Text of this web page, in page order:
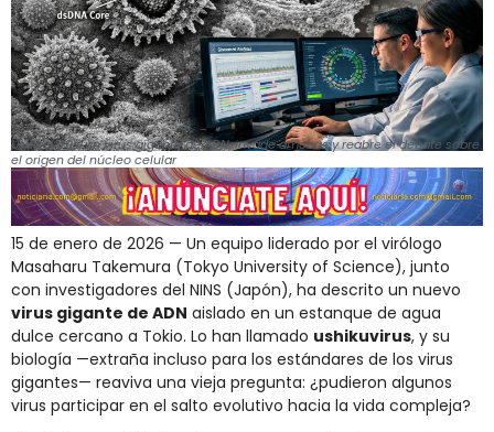
Ushikuvirus, un virus gigante de ADN, invade amebas y reabre el debate sobre
el origen del núcleo celular
15 de enero de 2026 — Un equipo liderado por el virólogo
Masaharu Takemura (Tokyo University of Science), junto
con investigadores del NINS (Japón), ha descrito un nuevo
virus gigante de ADN aislado en un estanque de agua
dulce cercano a Tokio. Lo han llamado ushikuvirus, y su
biología —extraña incluso para los estándares de los virus
gigantes— reaviva una vieja pregunta: ¿pudieron algunos
virus participar en el salto evolutivo hacia la vida compleja?